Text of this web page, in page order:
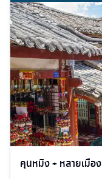
คุนหมิง + หลายเมือง